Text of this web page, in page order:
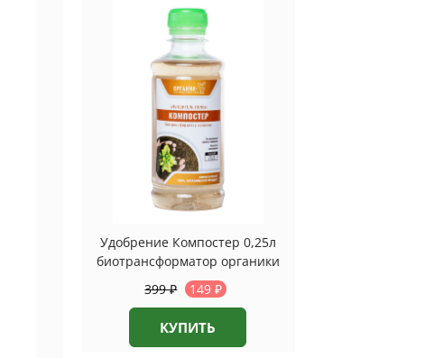
Удобрение Компостер 0,25л
биотрансформатор органики
399₽ 149₽
КУПИТЬ